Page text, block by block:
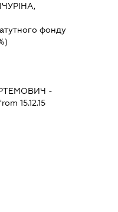
фонду
-
15.12.15